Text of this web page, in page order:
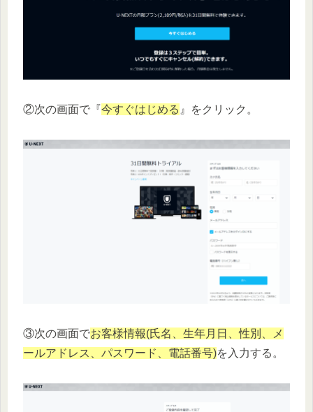
②次の画面で『今すぐはじめる 』をクリック。
③次の画面でお客様情報(氏名、生年月日、性別、メ
ールアドレス、パスワード、電話番号)を入力する。